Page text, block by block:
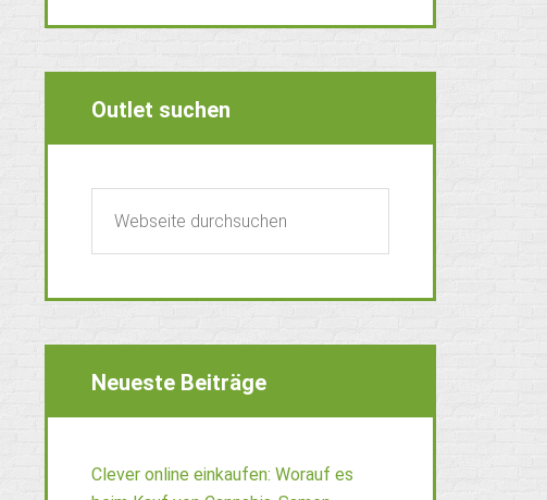
Outlet suchen
Neueste Beiträge
Clever online einkaufen: Worauf es